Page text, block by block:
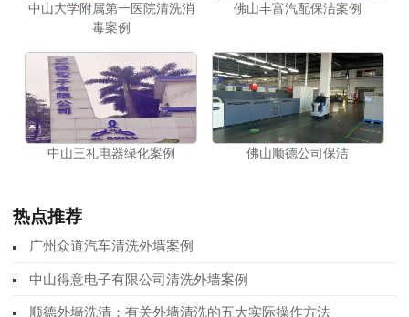
中山大学附属第一医院清洗消
毒案例
佛山丰富汽配保洁案例
中山三礼电器绿化案例 佛山顺德公司保洁
热点推荐
广州众道汽车清洗外墙案例
中山得意电子有限公司清洗外墙案例
顺德外墙洗清：有关外墙清洗的五大实际操作方法